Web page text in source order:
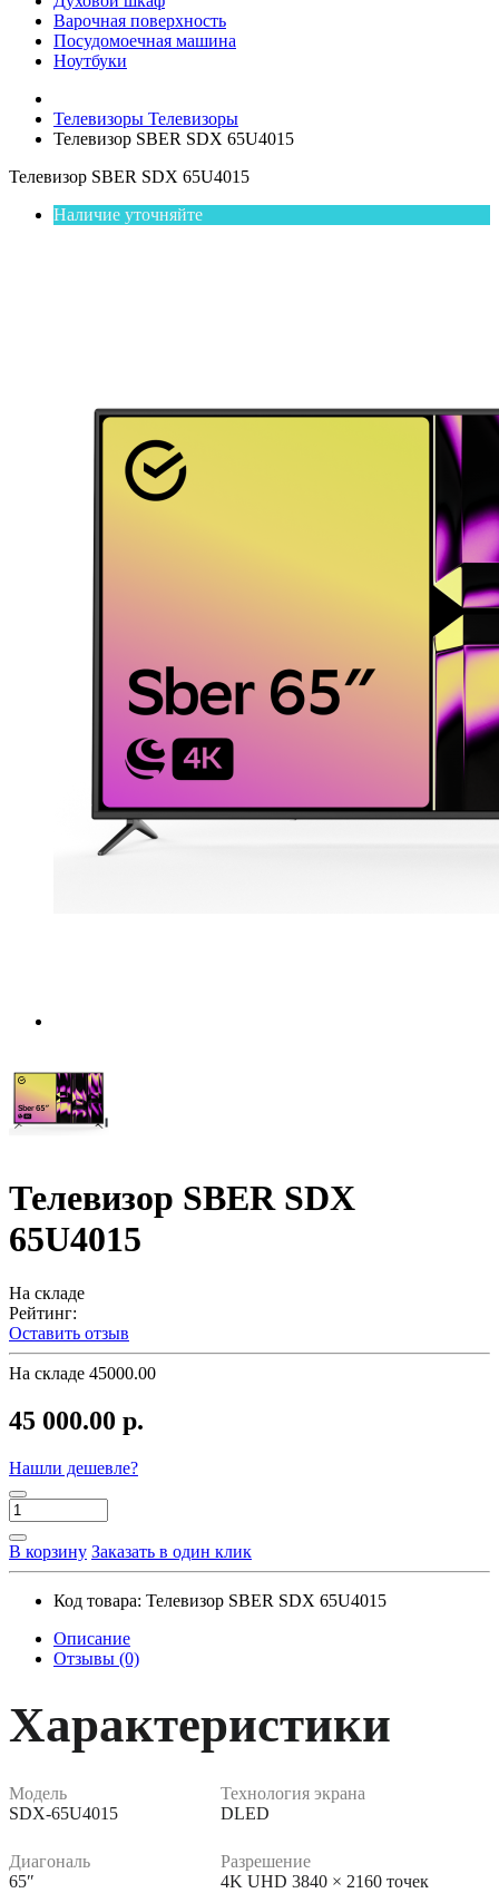
Варочная поверхность
Посудомоечная машина
Ноутбуки
Телевизоры Телевизоры
Телевизор SBER SDX 65U4015
Телевизор SBER SDX 65U4015
Наличие уточняйте
Телевизор SBER SDX
65U4015
На складе
Рейтинг:
Оставить отзыв
На складе 45000.00
45 000.00 р.
Нашли дешевле?
В корзину Заказать в один клик
Код товара: Телевизор SBER SDX 65U4015
Описание
Отзывы (0)
Характеристики
Модель
SDX-65U4015
Технология экрана
DLED
Диагональ
65″
Разрешение
4K UHD 3840 × 2160 точек